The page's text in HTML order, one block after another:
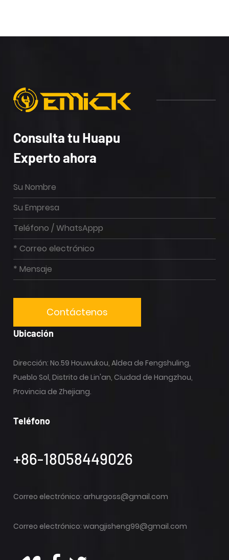
Consulta tu Huapu
Experto ahora
Ubicación
Dirección: No.59 Houwukou, Aldea de Fengshuling,
Pueblo Sol, Distrito de Lin'an, Ciudad de Hangzhou,
Provincia de Zhejiang.
Teléfono
+86-18058449026
Correo electrónico: arhurgoss@gmail.com
Correo electrónico:wangjisheng99@gmail.com